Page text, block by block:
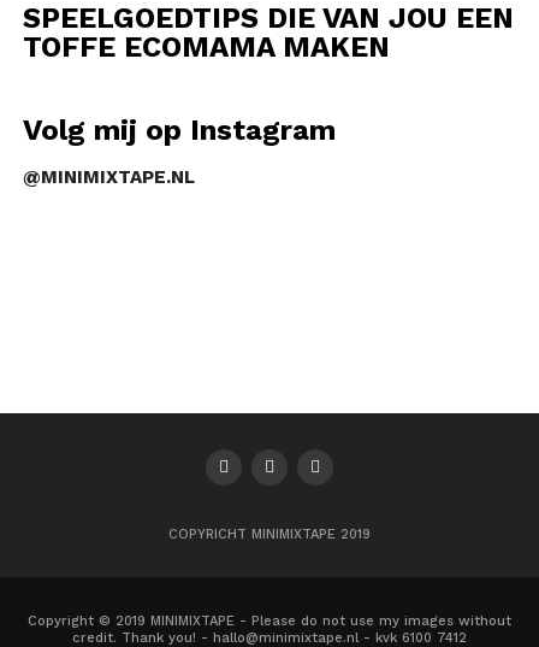
SPEELGOEDTIPS DIE VAN JOU EEN
TOFFE ECOMAMA MAKEN
Volg mij op Instagram
@MINIMIXTAPE.NL
COPYRICHT MINIMIXTAPE 2019
Copyright © 2019 MINIMIXTAPE - Please do not use my images without
credit. Thank you! - hallo@minimixtape.nl - kvk 6100 7412